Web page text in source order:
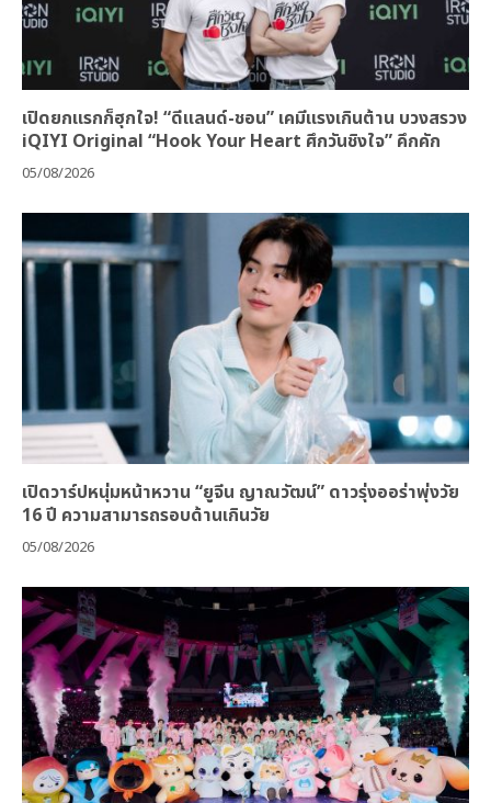
เปิดยกแรกก็ฮุกใจ! “ดีแลนด์-ชอน” เคมีแรงเกินต้าน บวงสรวง
iQIYI Original “Hook Your Heart ศึกวันชิงใจ” คึกคัก
05/08/2026
เปิดวาร์ปหนุ่มหน้าหวาน “ยูจีน ญาณวัฒน์” ดาวรุ่งออร่าพุ่งวัย
16 ปี ความสามารถรอบด้านเกินวัย
05/08/2026